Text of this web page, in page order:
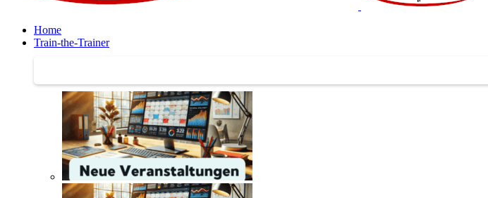
Home
Train-the-Trainer